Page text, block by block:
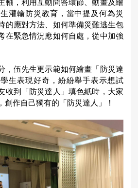
軸，利用互動問答環節、動畫及繪
灌輸防災教育，當中提及何為災
的應對方法、如何準備災難逃生包
在緊急情況應如何自處，從中加強
，伍先生更示範如何繪畫「防災達
生表現好奇，紛紛舉手表示想試
收到「防災達人」填色紙時，大家
創作自己獨有的「防災達人」！